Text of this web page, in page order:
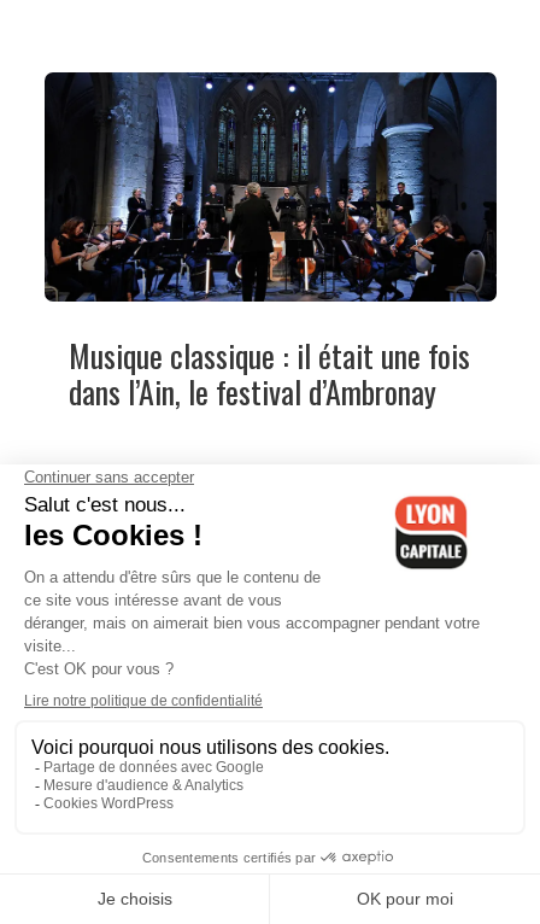
Musique classique : il était une fois
dans l’Ain, le festival d’Ambronay
De violents orages attendus, le
Rhône de nouveau en vigilance
orange